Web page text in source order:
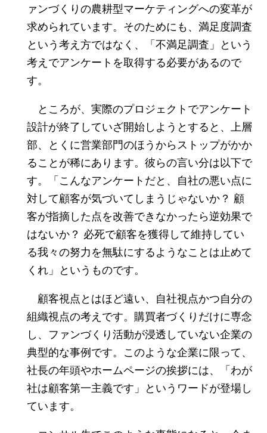
ァンづくりの農耕型マーケティングへの変革が
求められています。そのためにも、満足度調査
という考え方ではなく、「不満足調査」という
考えでアンケートを取得する必要があるので
す。
ところが、実際のプロジェクトでアンケート
設計が終了していざ開始しようとすると、上層
部、とくに営業部門のほうからストップがかか
ることが稀にあります。彼らの言い分は以下で
す。「こんなアンケートだと、自社の悪い点に
対して顧客が気づいてしまうじゃないか？ 顧
客が指摘した点を改善できなかったら逆効果で
はないか？ 必死で顧客を獲得して維持してい
る我々の努力を無駄にするようなことは止めて
くれ」というものです。
顧客視点とはほど遠い、自社視点かつ自分の
組織視点の考えです。購買者づくりだけに専念
し、ファンづくり活動が浸透していない企業の
典型的な事例です。このような企業に限って、
社長の年頭やホームページの挨拶には、「わが
社は顧客第一主義です」というワードが登場し
ています。